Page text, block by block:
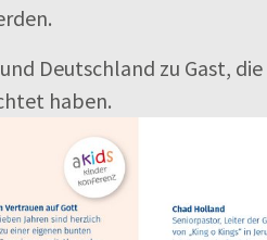
Deutschland zu Gast,
haben.